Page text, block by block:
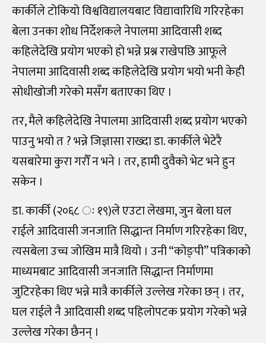
कार्कीले टोकियो विश्वविद्यालयबाट विद्यावारिधि गरिरहेका
बेला उनका शोध निर्देशकले नेपालमा आदिवासी शब्द
कहिलेदेखि प्रयोग भएको हो भन्ने प्रश्न राखेपछि आफूले
नेपालमा आदिवासी शब्द कहिलेदेखि प्रयोग भयो भनी केही
सोधीखोजी गरेको मसँग बताएका थिए ।
तर, मैले कहिलेदेखि नेपालमा आदिवासी शब्द प्रयोग भएको
पाउनु भयो त ? भन्ने जिज्ञासा राख्दा डा. कार्कीले भेटेरै
यसबारेमा कुरा गरौँ न भने । तर, हामी दुवैको भेट भने हुन
सकेन ।
डा. कार्की (२०६८ ः १९)ले एउटा लेखमा, जुन बेला घल
राईले आदिवासी जनजाति सिद्धान्त निर्माण गरिरहेका थिए,
त्यसबेला उच्च जोखिम मात्रै थियो । उनी “कोङ्पी” पत्रिकाको
माध्यमबाट आदिवासी जनजाति सिद्धान्त निर्माणमा
जुटिरहेका थिए भन्ने मात्रै कार्कीले उल्लेख गरेका छन् । तर,
घल राईले नै आदिवासी शब्द पहिलोपटक प्रयोग गरेको भन्ने
उल्लेख गरेका छैनन् ।